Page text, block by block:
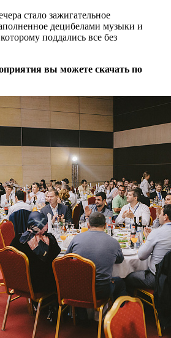
стало зажигательное
децибелами музыки и
поддались все без
вы можете скачать по